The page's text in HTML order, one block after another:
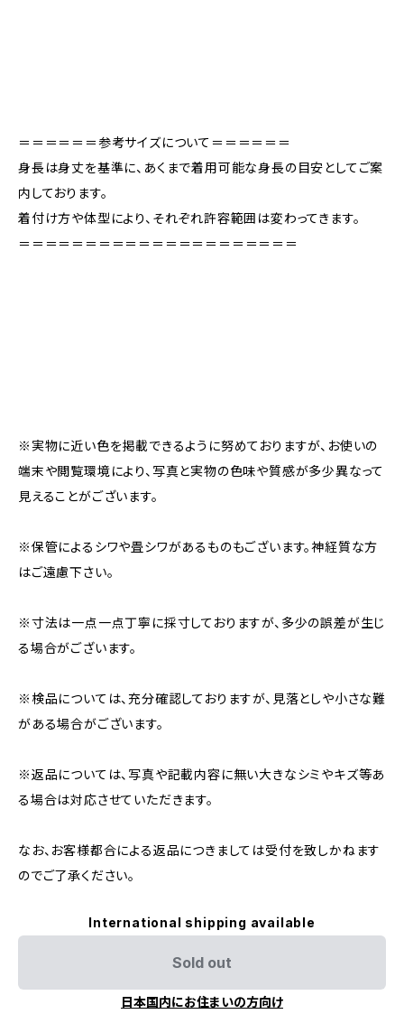
＝＝＝＝＝＝参考サイズについて＝＝＝＝＝＝
身長は身丈を基準に、あくまで着用可能な身長の目安としてご案
内しております。
着付け方や体型により、それぞれ許容範囲は変わってきます。
＝＝＝＝＝＝＝＝＝＝＝＝＝＝＝＝＝＝＝＝＝
※実物に近い色を掲載できるように努めておりますが、お使いの
端末や閲覧環境により、写真と実物の色味や質感が多少異なって
見えることがございます。
※保管によるシワや畳シワがあるものもございます。神経質な方
はご遠慮下さい。
※寸法は一点一点丁寧に採寸しておりますが、多少の誤差が生じ
る場合がございます。
※検品については、充分確認しておりますが、見落としや小さな難
がある場合がございます。
※返品については、写真や記載内容に無い大きなシミやキズ等あ
る場合は対応させていただきます。
なお、お客様都合による返品につきましては受付を致しかねます
のでご了承ください。
International shipping available
Sold out
日本国内にお住まいの方向け